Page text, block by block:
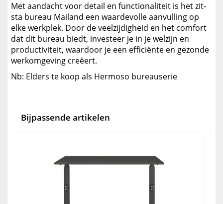
Met aandacht voor detail en functionaliteit is het zit-
sta bureau Mailand een waardevolle aanvulling op
elke werkplek. Door de veelzijdigheid en het comfort
dat dit bureau biedt, investeer je in je welzijn en
productiviteit, waardoor je een efficiënte en gezonde
werkomgeving creëert.
Nb: Elders te koop als Hermoso bureauserie
Bijpassende artikelen